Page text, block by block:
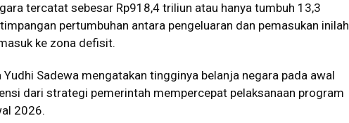
tercatat sebesar Rp918,4 triliun atau hanya tumbuh 13,3
pertumbuhan antara pengeluaran dan pemasukan inilah
ke zona defisit.
Yudhi Sadewa mengatakan tingginya belanja negara pada awal
dari strategi pemerintah mempercepat pelaksanaan program
2026.